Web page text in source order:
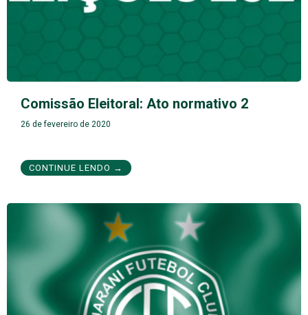
Comissão Eleitoral: Ato normativo 2
26 de fevereiro de 2020
CONTINUE LENDO →